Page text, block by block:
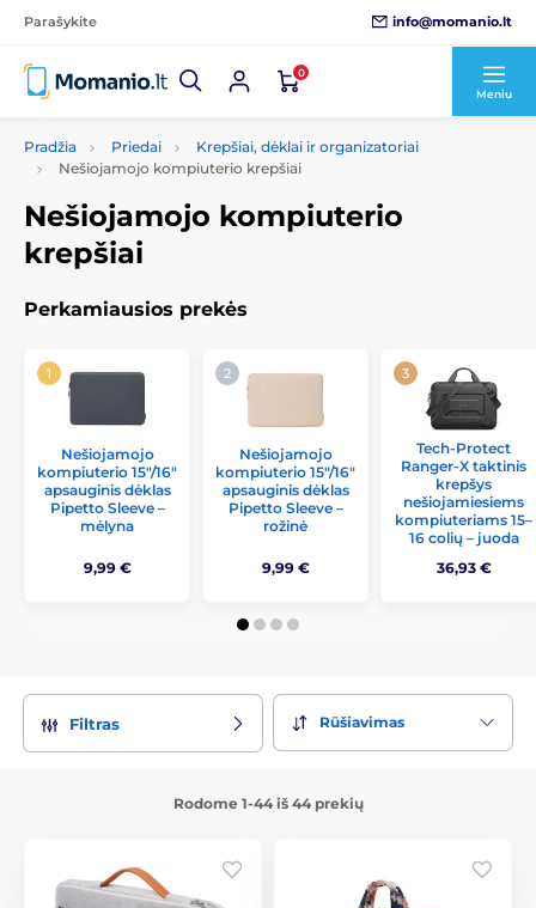
Parašykite info@momanio.lt
0
Meniu
Pradžia Priedai
Krepšiai, dėklai ir organizatoriai
Nešiojamojo kompiuterio krepšiai
Nešiojamojo kompiuterio
krepšiai
Perkamiausios prekės
Nešiojamojo
kompiuterio 15"/16"
apsauginis dėklas
Pipetto Sleeve –
mėlyna
9,99 €
Nešiojamojo
kompiuterio 15"/16"
apsauginis dėklas
Pipetto Sleeve –
rožinė
9,99 €
Tech-Protect
Ranger-X taktinis
krepšys
nešiojamiesiems
kompiuteriams 15–
16 colių – juoda
36,93 €
Filtras Rūšiavimas
Rodome 1-44 iš 44 prekių